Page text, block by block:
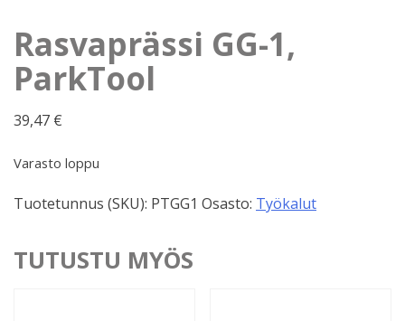
Rasvaprässi GG-1,
ParkTool
39,47 €
Varasto loppu
Tuotetunnus (SKU): PTGG1 Osasto: Työkalut
TUTUSTU MYÖS